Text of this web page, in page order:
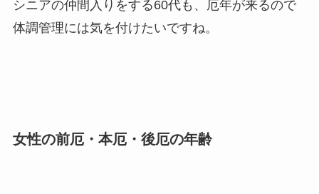
シニアの仲間入りをする60代も、厄年が来るので
体調管理には気を付けたいですね。
女性の前厄・本厄・後厄の年齢